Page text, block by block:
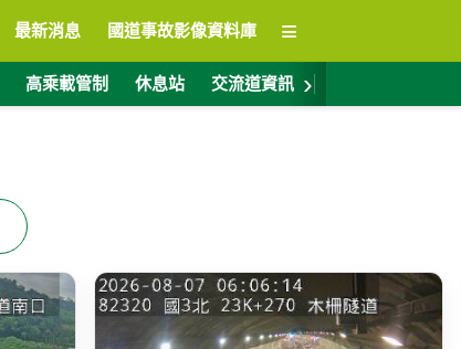
最新消息 國道事故影像資料庫 ≡
高乘載管制 休息站 交流道資訊 ›